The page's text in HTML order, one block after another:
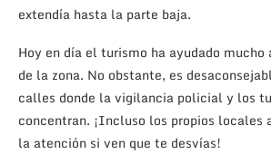
extendía hasta la parte baja.
Hoy en día el turismo ha ayudado
de la zona. No obstante, es
calles donde la vigilancia policial y los
concentran. ¡Incluso los propios locales
la atención si ven que te desvías!